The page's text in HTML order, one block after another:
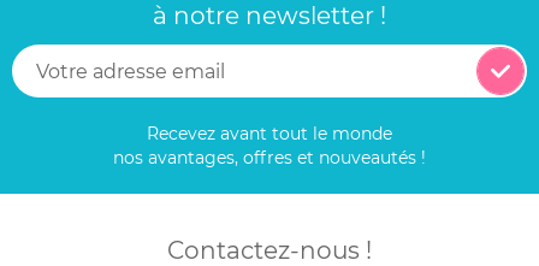
à notre newsletter !
Recevez avant tout le monde
nos avantages, offres et nouveautés !
Contactez-nous !